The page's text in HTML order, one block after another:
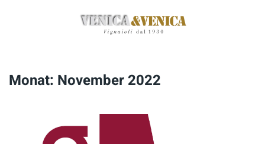
Monat: November 2022